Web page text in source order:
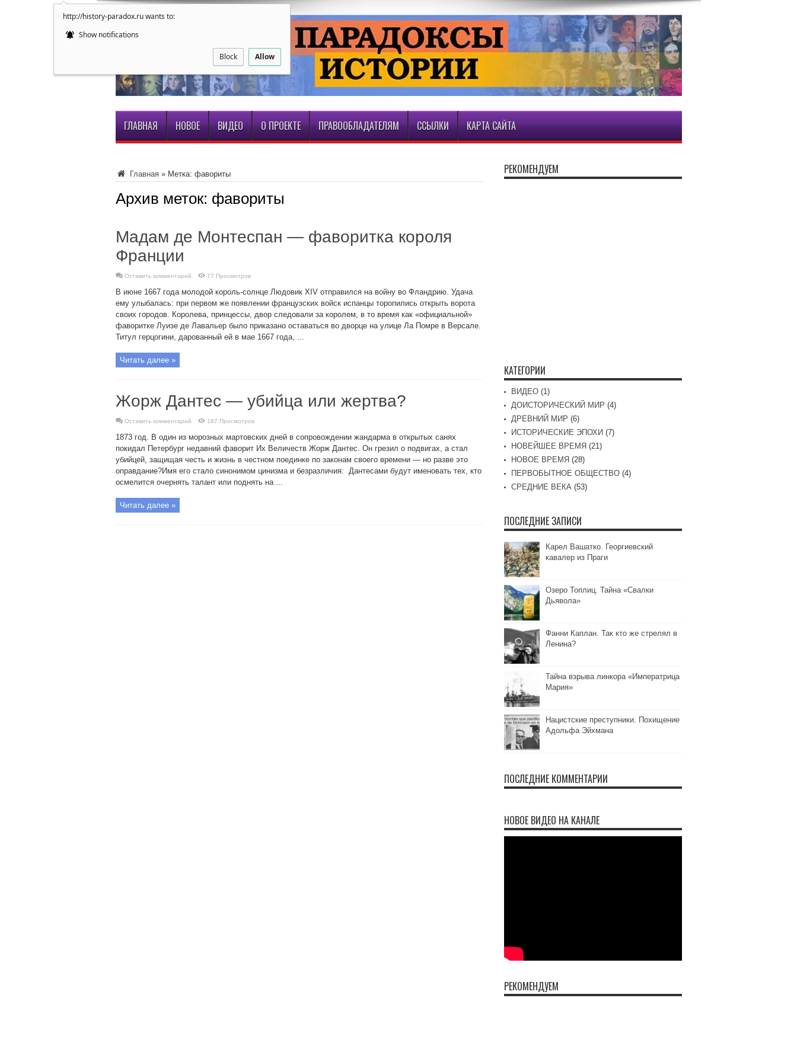
http://history-paradox.ru wants to:
Show notifications
Block Allow
ГЛАВНАЯ НОВОЕ ВИДЕО О ПРОЕКТЕ ПРАВООБЛАДАТЕЛЯМ ССЫЛКИ КАРТА САЙТА
Главная » Метка: фавориты
Архив меток: фавориты
Мадам де Монтеспан — фаворитка короля
Франции
Оставить комментарий 77 Просмотров
В июне 1667 года молодой король-солнце Людовик XIV отправился на войну во Фландрию. Удача
ему улыбалась: при первом же появлении французских войск испанцы торопились открыть ворота
своих городов. Королева, принцессы, двор следовали за королем, в то время как «официальной»
фаворитке Луизе де Лавальер было приказано оставаться во дворце на улице Ла Помре в Версале.
Титул герцогини, дарованный ей в мае 1667 года, ...
Читать далее »
Жорж Дантес — убийца или жертва?
Оставить комментарий 187 Просмотров
1873 год. В один из морозных мартовских дней в сопровождении жандарма в открытых санях
покидал Петербург недавний фаворит Их Величеств Жорж Дантес. Он грезил о подвигах, а стал
убийцей, защищая честь и жизнь в честном поединке по законам своего времени — но разве это
оправдание?Имя его стало синонимом цинизма и безразличия: Дантесами будут именовать тех, кто
осмелится очернять талант или поднять на ...
Читать далее »
РЕКОМЕНДУЕМ
КАТЕГОРИИ
ВИДЕО(1)
ДОИСТОРИЧЕСКИЙ МИР (4)
ДРЕВНИЙ МИР (6)
ИСТОРИЧЕСКИЕ ЭПОХИ (7)
НОВЕЙШЕЕ ВРЕМЯ (21)
НОВОЕ ВРЕМЯ (28)
ПЕРВОБЫТНОЕ ОБЩЕСТВО(4)
СРЕДНИЕ ВЕКА(53)
ПОСЛЕДНИЕ ЗАПИСИ
Карел Вашатко. Георгиевский
кавалер из Праги
Озеро Топлиц. Тайна «Свалки
Дьявола»
Фанни Каплан. Так кто же стрелял в
Ленина?
Тайна взрыва линкора «Императрица
Мария»
Нацистские преступники. Похищение
Адольфа Эйхмана
ПОСЛЕДНИЕ КОММЕНТАРИИ
НОВОЕ ВИДЕО НА КАНАЛЕ
РЕКОМЕНДУЕМ